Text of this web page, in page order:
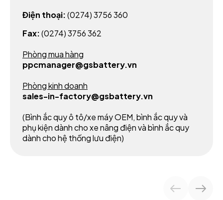
Điện thoại:(0274) 3756 360
Fax:(0274) 3756 362
Phòng mua hàng
ppcmanager@gsbattery.vn
Phòng kinh doanh
sales-in-factory@gsbattery.vn
(Bình ắc quy ô tô/xe máy OEM, bình ắc quy và
phụ kiện dành cho xe nâng điện và bình ắc quy
dành cho hệ thống lưu điện)